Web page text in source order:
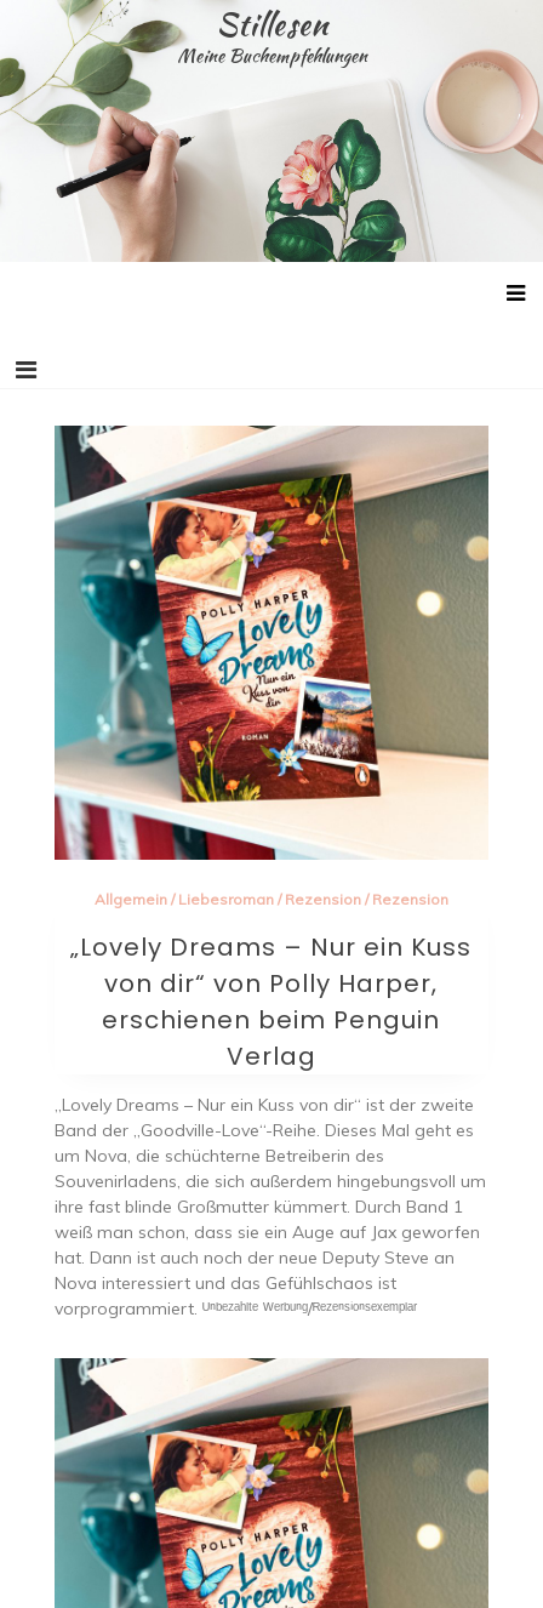
content
Stillesen
Meine Buchempfehlungen
Allgemein/ Liebesroman/ Rezension/ Rezension
„Lovely Dreams – Nur ein Kuss
von dir“ von Polly Harper,
erschienen beim Penguin
Verlag
„Lovely Dreams – Nur ein Kuss von dir“ ist der zweite
Band der „Goodville-Love“-Reihe. Dieses Mal geht es
um Nova, die schüchterne Betreiberin des
Souvenirladens, die sich außerdem hingebungsvoll um
ihre fast blinde Großmutter kümmert. Durch Band 1
weiß man schon, dass sie ein Auge auf Jax geworfen
hat. Dann ist auch noch der neue Deputy Steve an
Nova interessiert und das Gefühlschaos ist
vorprogrammiert. ᵁⁿᵇᵉᶻᵃʰˡᵗᵉ ᵂᵉʳᵇᵘⁿᵍ/ᴿᵉᶻᵉⁿˢⁱᵒⁿˢᵉˣᵉᵐᵖˡᵃʳ